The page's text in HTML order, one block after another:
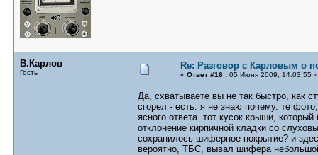
В.Карлов
Гость
Re: Разговор с Карловым о
« Ответ #16 : 05 Июня 2009, 14:03:55 »
Да, схватываете вы не так быстро, как
сгорел - есть. я не знаю почему. те
ясного ответа. тот кусок крыши,
отклонение кирпичной кладки со
сохранилось шиферное покрытие? и
вероятно, ТБС, вывал шифера